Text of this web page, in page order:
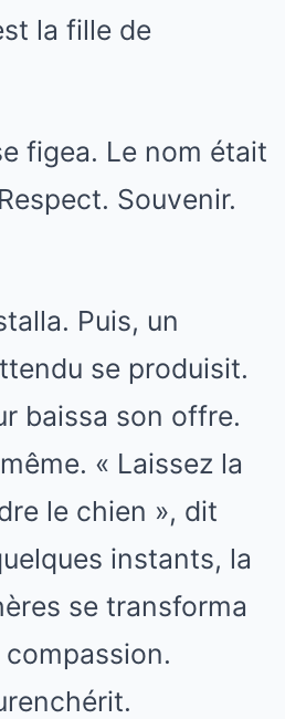
la fille de
figea. Le nom était
Souvenir.
Puis, un
se produisit.
baissa son offre.
« Laissez la
le chien », dit
instants, la
se transforma